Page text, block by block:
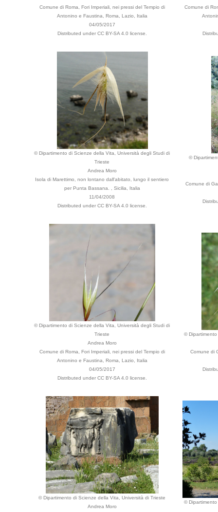
Comune di Roma, Fori Imperiali, nei pressi del Tempio di
Antonino e Faustina, Roma, Lazio, Italia
04/05/2017
Distributed under CC BY-SA 4.0 license.
Comune di
© Dipartimento di Scienze della Vita, Università degli Studi di
Trieste
Andrea Moro
Isola di Marettimo, non lontano dall'abitato, lungo il sentiero
per Punta Bassana. , Sicilia, Italia
11/04/2008
Distributed under CC BY-SA 4.0 license.
©
Comune di
© Dipartimento di Scienze della Vita, Università degli Studi di
Trieste
Andrea Moro
Comune di Roma, Fori Imperiali, nei pressi del Tempio di
Antonino e Faustina, Roma, Lazio, Italia
04/05/2017
Distributed under CC BY-SA 4.0 license.
©
Comune di
© Dipartimento di Scienze della Vita, Università di Trieste
Andrea Moro
©